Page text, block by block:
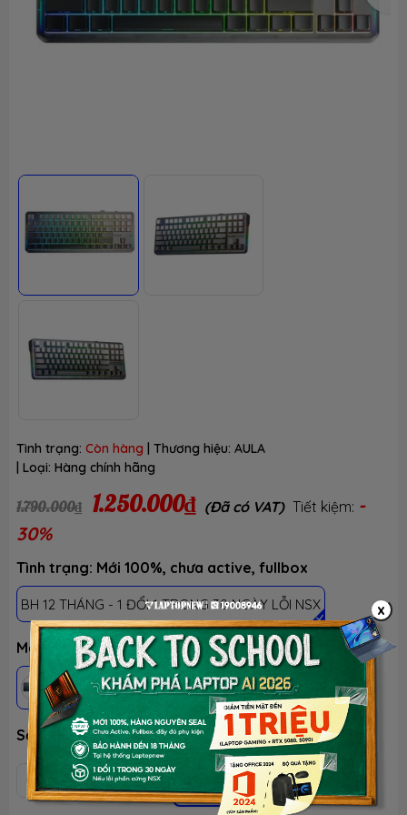
Tình trạng: Còn hàng | Thương hiệu: AULA
| Loại: Hàng chính hãng
1.790.000₫ 1.250.000₫ (Đã có VAT) Tiết kiệm: -
30%
Tình trạng: Mới 100%, chưa active, fullbox
BH 12 THÁNG - 1 ĐỔI 1 TRONG 30 NGÀY LỖI NSX
Màu sắc
Đen gradient
(greywood v4 switch)
Số lượng
Thêm vào giỏ
x